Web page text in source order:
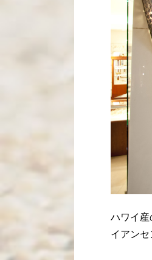
ハワイ産
イアンセ